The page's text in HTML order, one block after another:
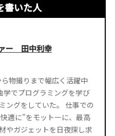
書いた人
ー 田中利幸
物撮りまで幅広く活躍中
学でプログラミングを学び
ングをしていた。 仕事での
適に”をモットーに、最高
やガジェットを日夜探し求